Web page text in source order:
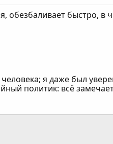
обезбаливает быстро, в
я даже был
политик: всё